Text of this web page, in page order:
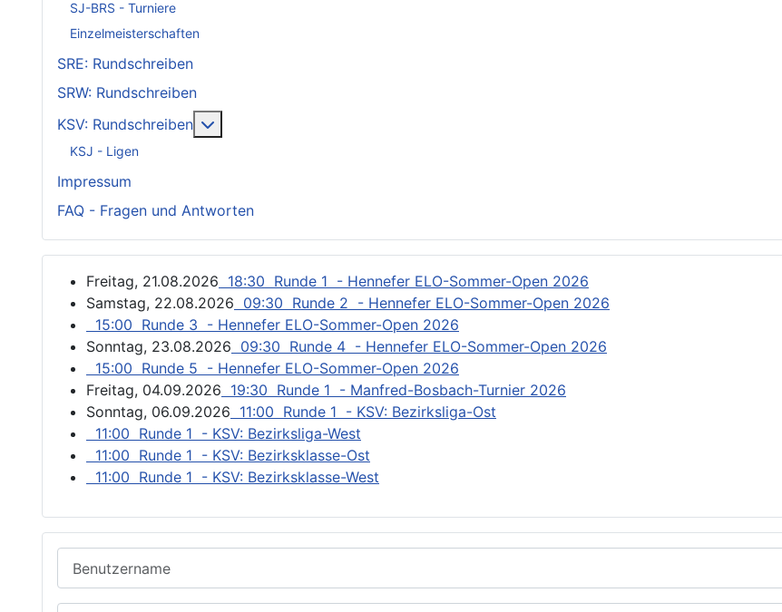
SJ-BRS - Turniere
Einzelmeisterschaften
SRE: Rundschreiben
SRW: Rundschreiben
KSV: Rundschreiben
KSJ - Ligen
Impressum
FAQ - Fragen und Antworten
Freitag, 21.08.2026 18:30 Runde 1 - Hennefer ELO-Sommer-Open 2026
Samstag, 22.08.2026 09:30 Runde 2 - Hennefer ELO-Sommer-Open 2026
15:00 Runde 3 - Hennefer ELO-Sommer-Open 2026
Sonntag, 23.08.2026 09:30 Runde 4 - Hennefer ELO-Sommer-Open 2026
15:00 Runde 5 - Hennefer ELO-Sommer-Open 2026
Freitag, 04.09.2026 19:30 Runde 1 - Manfred-Bosbach-Turnier 2026
Sonntag, 06.09.2026 11:00 Runde 1 - KSV: Bezirksliga-Ost
11:00 Runde 1 - KSV: Bezirksliga-West
11:00 Runde 1 - KSV: Bezirksklasse-Ost
11:00 Runde 1 - KSV: Bezirksklasse-West